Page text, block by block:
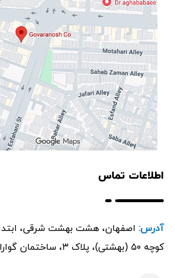
اطلاعات تماس
آدرس: اصفهان، هشت بهشت شرقی،
کوچه ۵۰ (بهشتی)، پلاک ۳، ساختمان گوارانوش